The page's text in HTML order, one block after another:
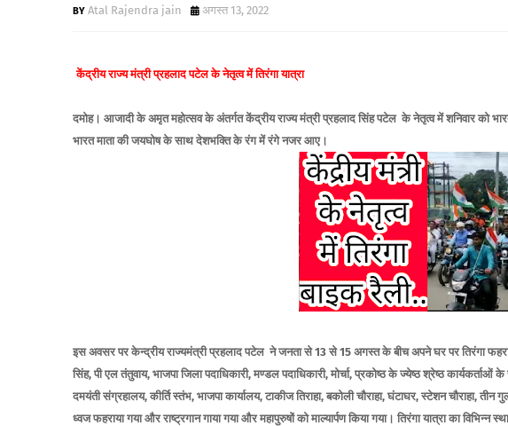
Atal Rajendra jain अगस्त 13, 2022
केंद्रीय राज्य मंत्री प्रहलाद पटेल के नेतृत्व में तिरंगा यात्रा
दमोह। आजादी के अमृत महोत्सव के अंतर्गत केंद्रीय राज्य मंत्री प्रहलाद सिंह पटेल के नेतृत्व में शनिवार को भारतीय
भारत माता की जयघोष के साथ देशभक्ति के रंग में रंगे नजर आए।
इस अवसर पर केन्द्रीय राज्यमंत्री प्रहलाद पटेल ने जनता से 13 से 15 अगस्त के बीच अपने घर पर तिरंगा
सिंह, पी एल तंतुवाय, भाजपा जिला पदाधिकारी, मण्डल पदाधिकारी, मोर्चा, प्रकोष्ठ के ज्येष्ठ श्रेष्ठ कार्यकर्ताओं
दमयंती संग्रहालय, कीर्ति स्तंभ, भाजपा कार्यालय, टाकीज तिराहा, बकोली चौराहा, घंटाघर, स्टेशन चौराहा, तीन
ध्वज फहराया गया और राष्ट्रगान गाया गया और महापुरुषों को माल्यार्पण किया गया। तिरंगा यात्रा का विभिन्न